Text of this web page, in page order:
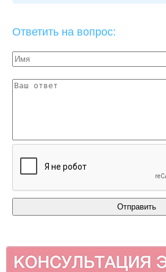
Ответить на вопрос: